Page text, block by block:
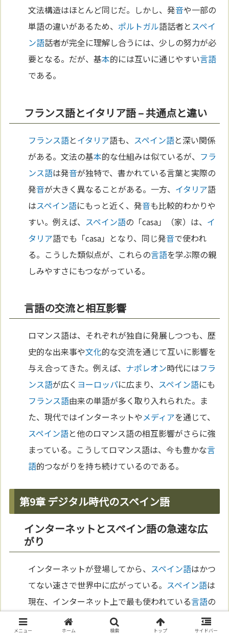
文法構造はほとんど同じだ。しかし、発音や一部の
単語の違いがあるため、 ポルトガル語話者と スペイ
ン語話者が完全に理解し合うには、少しの努力が必
要となる。だが、基本的には互いに通じやすい言語
である。
フランス語とイタリア語 – 共通点と違い
フランス語とイタリア語も、 スペイン語と深い関係
がある。文法の基本的な仕組みは似ているが、 フラ
ンス語は発音が独特で、書かれている言葉と実際の
発音が大きく異なることがある。一方、 イタリア語
はスペイン語にもっと近く、発音も比較的わかりや
すい。例えば、 スペイン語の「casa」（家）は、 イ
タリア語でも「casa」となり、同じ発音で使われ
る。こうした類似点が、これらの言語を学ぶ際の親
しみやすさにもつながっている。
言語の交流と相互影響
ロマンス語は、それぞれが独自に発展しつつも、歴
史的な出来事や文化的な交流を通じて互いに影響を
与え合ってきた。例えば、 ナポレオン時代にはフラ
ンス語が広く ヨーロッパに広まり、 スペイン語にも
フランス語由来の単語が多く取り入れられた。ま
た、現代ではインターネットやメディアを通じて、
スペイン語と他のロマンス語の相互影響がさらに強
まっている。こうしてロマンス語は、今も豊かな言
語的つながりを持ち続けているのである。
第9章 デジタル時代のスペイン語
インターネットとスペイン語の急速な広
がり
インターネットが登場してから、 スペイン語はかつ
てない速さで世界中に広がっている。 スペイン語は
現在、インターネット上で最も使われている言語の
ひとつであり、特にソーシャル
メディア
YouTube
のようなプラットフォームでその
存在 感を強めてい
メニュー ホーム 検索 トップ サイドバー